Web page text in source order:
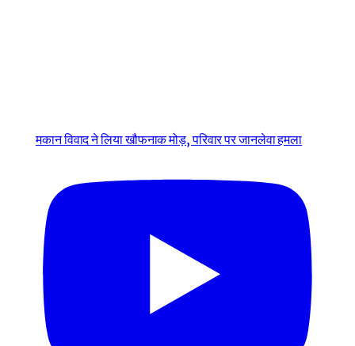
मकान विवाद ने लिया खौफनाक मोड़, परिवार पर जानलेवा हमला